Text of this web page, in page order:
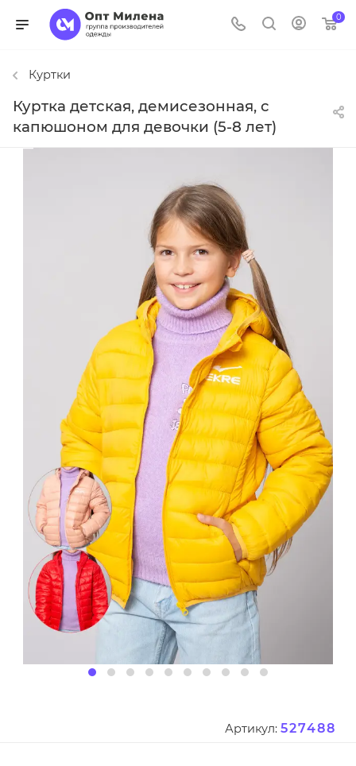
0
Куртки
Куртка детская, демисезонная, с
капюшоном для девочки (5-8 лет)
Артикул: 527488